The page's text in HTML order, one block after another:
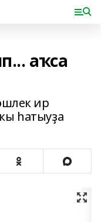
аҡса
ир
һатыуҙа